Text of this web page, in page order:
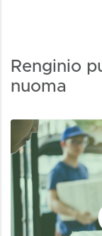
Renginio
nuoma